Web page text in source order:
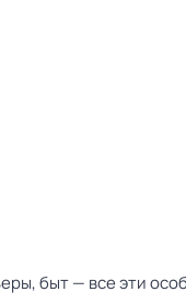
быт — все эти